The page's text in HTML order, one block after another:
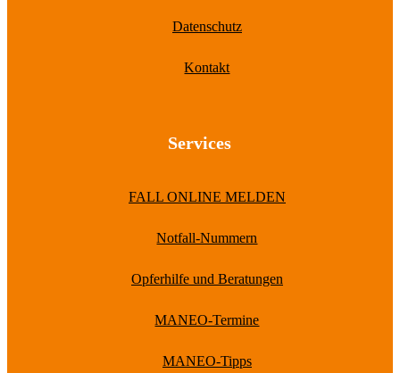
Datenschutz
Kontakt
Services
FALL ONLINE MELDEN
Notfall-Nummern
Opferhilfe und Beratungen
MANEO-Termine
MANEO-Tipps